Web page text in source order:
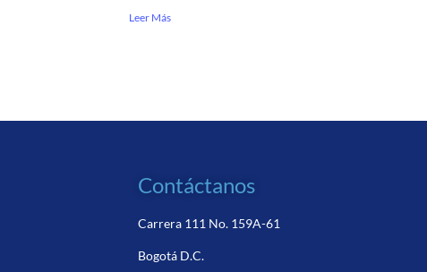
Leer Más
Contáctanos
Carrera 111 No. 159A-61
Bogotá D.C.